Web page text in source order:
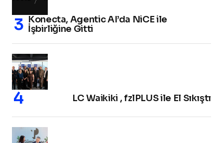
Konecta, Agentic AI’da NiCE ile
İşbirliğine Gitti
LC Waikiki , fzlPLUS ile El Sıkıştı